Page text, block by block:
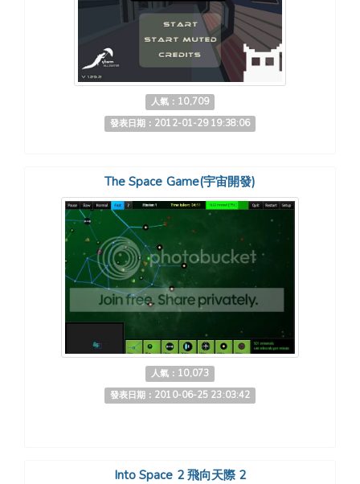
人氣：10,709
發表日期：2012-01-29 19:38:06
The Space Game(宇宙開發)
人氣：10,073
發表日期：2010-06-25 23:03:42
Into Space 2 飛向天際 2